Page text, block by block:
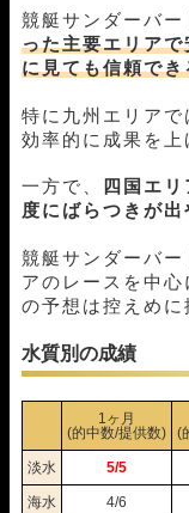
06月16日浜名湖04R
06月12日福岡11R
06月11日丸亀08R
06月05日浜名湖03R
06月02日住之江08R
05月29日下関05R
05月28日江戸川05R
05月26日児島05R
05月21日尼崎05R
05月15日浜名湖03R
05月08日唐津06R
05月06日平和島11R
05月03日住之江03R
05月01日多摩川12R
04月30日鳴門08R
競艇サンダーバー
った主要エリア
に見ても信頼で
特に九州エリア
効率的に成果を上
一方で、
四国エ
度にばらつきが
競艇サンダーバー
アのレースを中
の予想は控えめに
水質別の成績
1ヶ月
(的中数/提供数)
(
淡水 5/5
海水 4/6